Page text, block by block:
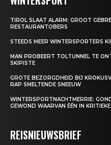
TIROL SLAAT ALARM: GROOT
RESTAURANTOBERS
STEEDS MEER WINTERSPORTERS
MAN PROBEERT TOLTUNNEL TE
SKIPISTE
GROTE BEZORGDHEID BIJ
RAP SMELTENDE SNEEUW
WINTERSPORTNACHTMERRIE:
GEWOND WAARVAN ÉÉN IN
REISNIEUWSBRIEF